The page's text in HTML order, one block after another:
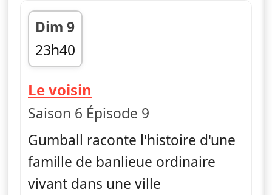
Dim 9
23h40
fin 23h50
Le voisin
Saison 6 Épisode 9
Gumball raconte l'histoire d'une
famille de banlieue ordinaire
vivant dans une ville